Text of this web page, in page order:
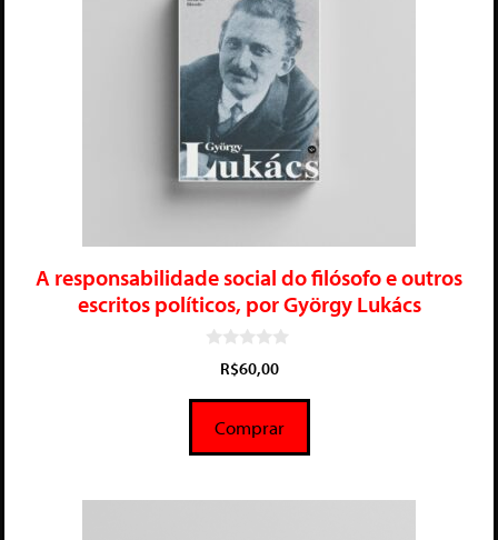
A responsabilidade social do filósofo e outros
escritos políticos, por György Lukács
5
R$60,00
Comprar